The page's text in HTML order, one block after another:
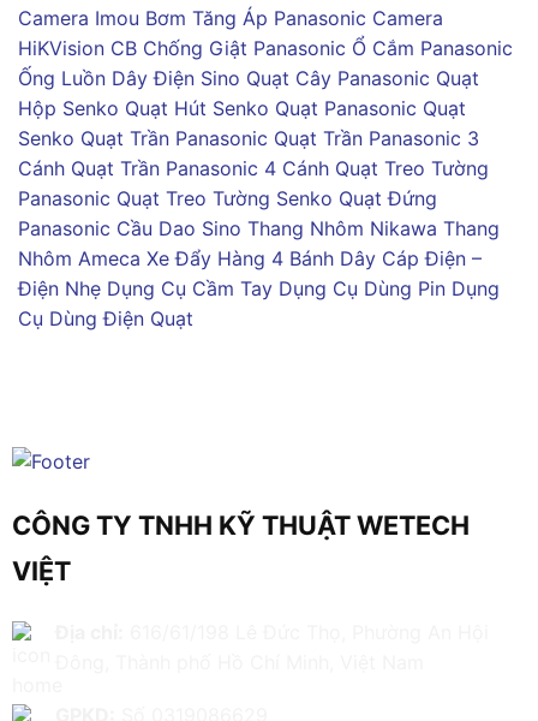
Camera Imou Bơm Tăng Áp Panasonic Camera
HiKVision CB Chống Giật Panasonic Ổ Cắm Panasonic
Ống Luồn Dây Điện Sino Quạt Cây Panasonic Quạt
Hộp Senko Quạt Hút Senko Quạt Panasonic Quạt
Senko Quạt Trần Panasonic Quạt Trần Panasonic 3
Cánh Quạt Trần Panasonic 4 Cánh Quạt Treo Tường
Panasonic Quạt Treo Tường Senko Quạt Đứng
Panasonic Cầu Dao Sino Thang Nhôm Nikawa Thang
Nhôm Ameca Xe Đẩy Hàng 4 Bánh Dây Cáp Điện –
Điện Nhẹ Dụng Cụ Cầm Tay Dụng Cụ Dùng Pin Dụng
Cụ Dùng Điện Quạt
CÔNG TY TNHH KỸ THUẬT WETECH
VIỆT